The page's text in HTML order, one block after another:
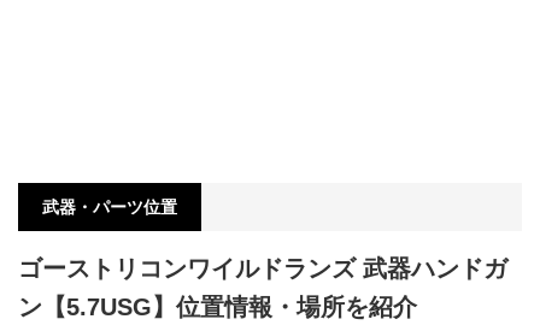
武器・パーツ位置
ゴーストリコンワイルドランズ 武器ハンドガ
ン【5.7USG】位置情報・場所を紹介